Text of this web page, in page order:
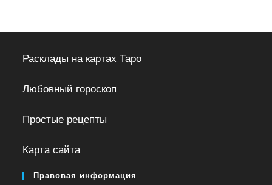
Расклады на картах Таро
Любовный гороскоп
Простые рецепты
Карта сайта
Правовая информация